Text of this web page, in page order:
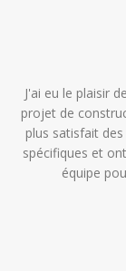
J'ai eu le plaisir
projet de
plus satisfait
spécifiques et
équipe